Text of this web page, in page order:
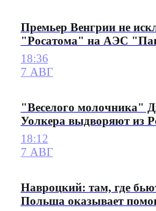
Премьер Венгрии не
"Росатома" на АЭС
18:36
7 АВГ
"Веселого молочника"
Уолкера выдворяют из
18:12
7 АВГ
Навроцкий: там, где
Польша оказывает